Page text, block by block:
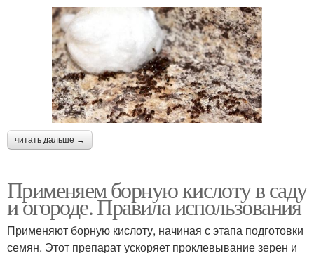
читать дальше →
Применяем борную кислоту в саду
и огороде. Правила использования
Применяют борную кислоту, начиная с этапа подготовки
семян. Этот препарат ускоряет проклевывание зерен и